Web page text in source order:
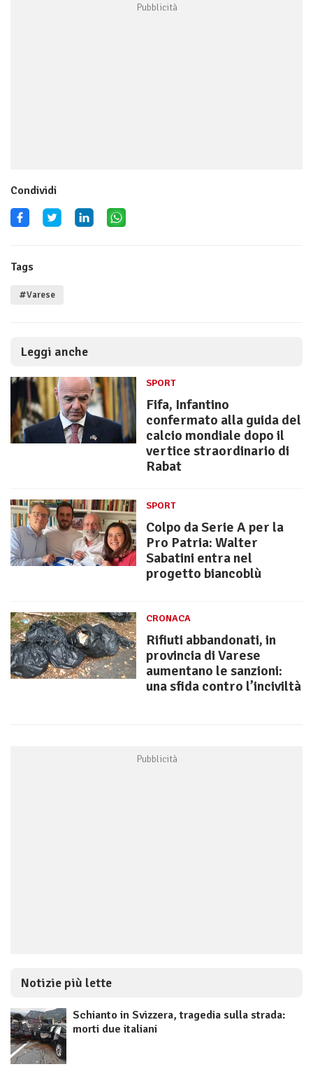
Condividi
Tags
#Varese
Leggi anche
SPORT
Fifa, Infantino
confermato alla guida del
calcio mondiale dopo il
vertice straordinario di
Rabat
SPORT
Colpo da Serie A per la
Pro Patria: Walter
Sabatini entra nel
progetto biancoblù
CRONACA
Rifiuti abbandonati, in
provincia di Varese
aumentano le sanzioni:
una sfida contro l’inciviltà
Notizie più lette
Schianto in Svizzera, tragedia sulla strada:
morti due italiani